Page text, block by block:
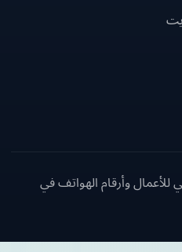
وأرقام الهواتف في